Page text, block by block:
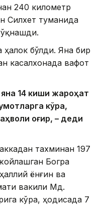
240 километр
Силхет туманида
бўлди. Яна бир
касалхонада вафот
14 киши жароҳат
кўра,
оғир, – деди
тахминан 197
Богра
ёнғин ва
вакили Мд.
кўра, ҳодисада 7